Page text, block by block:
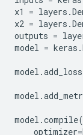
x1
= layers .
x2 = layers .
outputs =
model = keras .
model .add_loss
model .
model .compile(
optimizer=